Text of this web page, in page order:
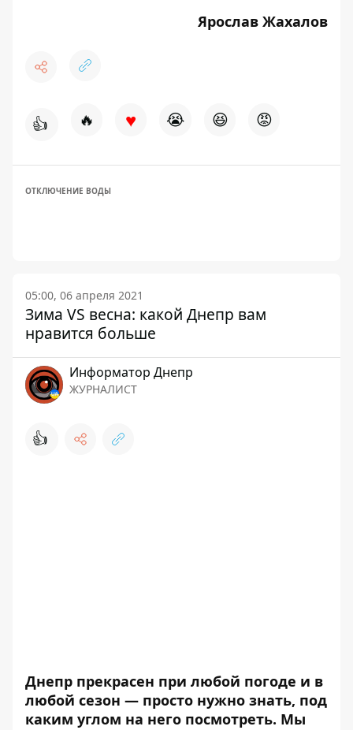
Ярослав Жахалов
👍 🔥 ♥ 😭 😆 😡
ОТКЛЮЧЕНИЕ ВОДЫ
05:00, 06 апреля 2021
Зима VS весна: какой Днепр вам
нравится больше
Информатор Днепр
ЖУРНАЛИСТ
👍
Днепр прекрасен при любой погоде и в
любой сезон — просто нужно знать, под
каким углом на него посмотреть. Мы